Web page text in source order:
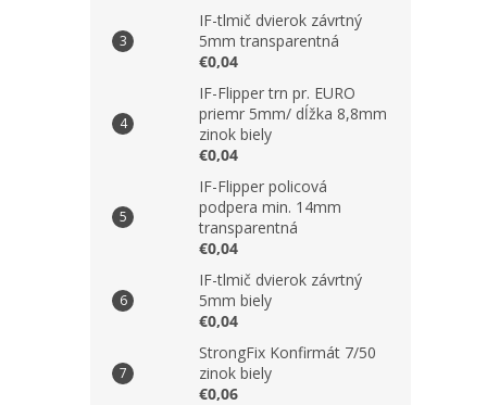
IF-tlmič dvierok závrtný
5mm transparentná
€0,04
IF-Flipper trn pr. EURO
priemr 5mm/ dĺžka 8,8mm
zinok biely
€0,04
IF-Flipper policová
podpera min. 14mm
transparentná
€0,04
IF-tlmič dvierok závrtný
5mm biely
€0,04
StrongFix Konfirmát 7/50
zinok biely
€0,06